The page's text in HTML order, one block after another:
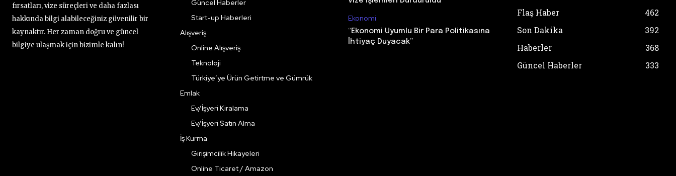
fırsatları, vize süreçleri ve daha fazlası
hakkında bilgi alabileceğiniz güvenilir bir
kaynaktır. Her zaman doğru ve güncel
bilgiye ulaşmak için bizimle kalın!
Güncel Haberler
Start-up Haberleri
Alışveriş
Online Alışveriş
Teknoloji
Türkiye’ye Ürün Getirtme ve Gümrük
Emlak
Ev/İşyeri Kiralama
Ev/İşyeri Satın Alma
İş Kurma
Girişimcilik Hikayeleri
Online Ticaret / Amazon
Ekonomi
“Ekonomi Uyumlu Bir Para Politikasına
İhtiyaç Duyacak”
Flaş Haber
462
Son Dakika
392
Haberler
368
Güncel Haberler
333